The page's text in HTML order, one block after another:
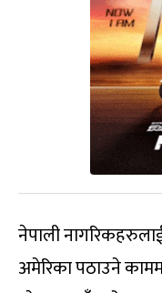
नेपाली
अमेरिका पठाउने